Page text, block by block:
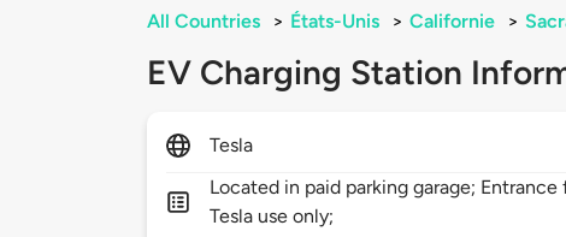
All Countries > États-Unis > Californie >
EV Charging Station
Tesla
Located in paid parking garage;
Tesla use only;